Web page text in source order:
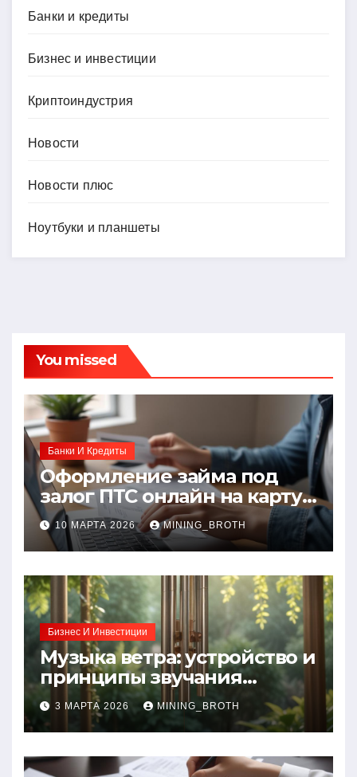
Банки и кредиты
Бизнес и инвестиции
Криптоиндустрия
Новости
Новости плюс
Ноутбуки и планшеты
You missed
Банки И Кредиты
Оформление займа под
залог ПТС онлайн на карту
без визита в офис: порядок,
требования и документы
10 МАРТА 2026 MINING_BROTH
Бизнес И Инвестиции
Музыка ветра: устройство и
принципы звучания
колокольчиков
3 МАРТА 2026 MINING_BROTH